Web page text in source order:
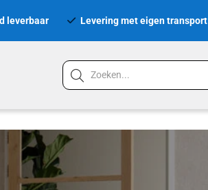
leverbaar Levering met eigen transport